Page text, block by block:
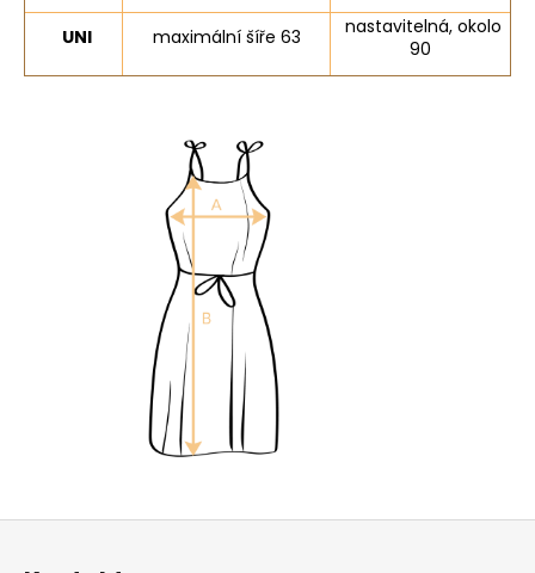
UNI maximální šíře 63
nastavitelná, okolo
90